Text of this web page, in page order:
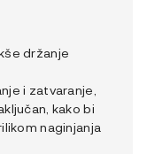
držanje
i zatvaranje,
kako bi
naginjanja